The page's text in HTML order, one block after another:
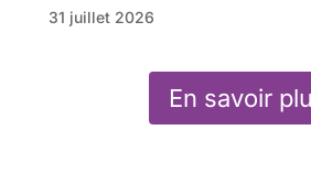
31 juillet 2026
En savoir